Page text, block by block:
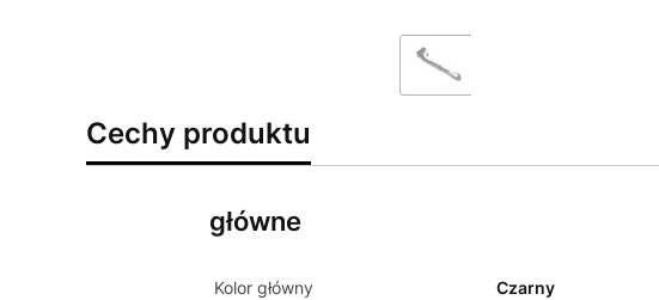
Cechy produktu
główne
Kolor główny Czarny